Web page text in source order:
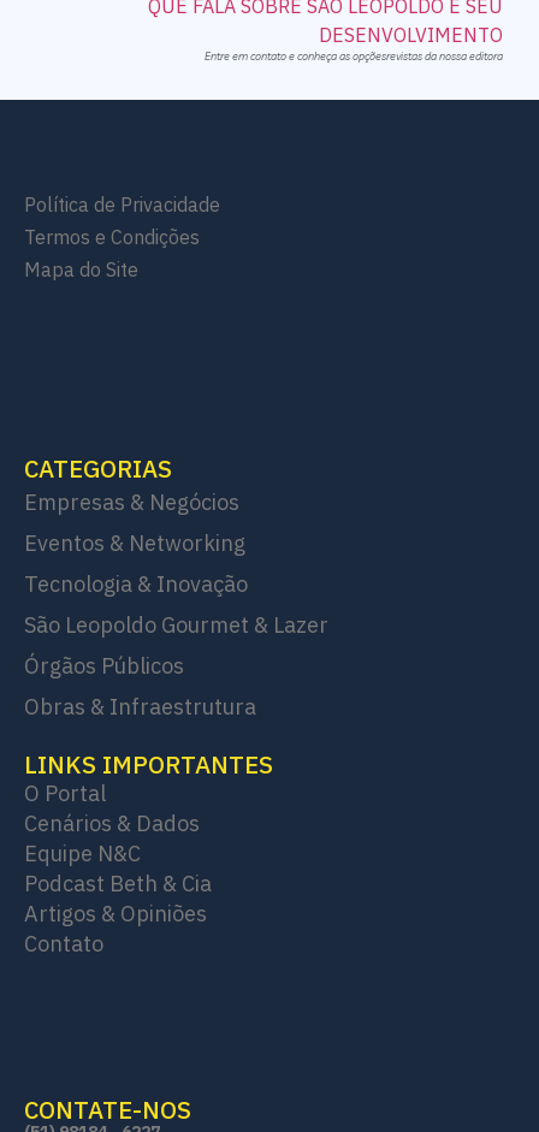
Entre em contato e conheça as opçõesrevistas da nossa editora
Política de Privacidade
Termos e Condições
Mapa do Site
CATEGORIAS
Empresas & Negócios
Eventos & Networking
Tecnologia & Inovação
São Leopoldo Gourmet & Lazer
Órgãos Públicos
Obras & Infraestrutura
LINKS IMPORTANTES
O Portal
Cenários & Dados
Equipe N&C
Podcast Beth & Cia
Artigos & Opiniões
Contato
CONTATE-NOS